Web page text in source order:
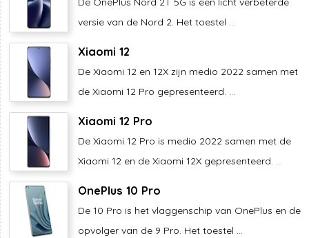
versie van de Nord 2. Het toestel ...
Xiaomi 12
De Xiaomi 12 en 12X zijn medio 2022 samen met
de Xiaomi 12 Pro gepresenteerd. ...
Xiaomi 12 Pro
De Xiaomi 12 Pro is medio 2022 samen met de
Xiaomi 12 en de Xiaomi 12X gepresenteerd. ...
OnePlus 10 Pro
De 10 Pro is het vlaggenschip van OnePlus en de
opvolger van de 9 Pro. Het toestel ...